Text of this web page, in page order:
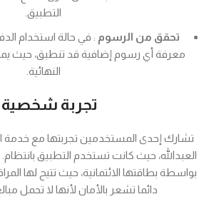
التطبيق.
تحقق من الرسوم : في حالة استخدام
معرفة أي رسوم إضافية قد تنطبق، حيث
النهائية.
تجربة شخصية
تشارك إحدى المستخدمين تجربتها مع
العبدالله، حيث كانت تستخدم التطبيق
بواسطة بطاقتها الائتمانية، حيث تتيح لها
دائما تشعر بالأمان لأنها لا تحمل